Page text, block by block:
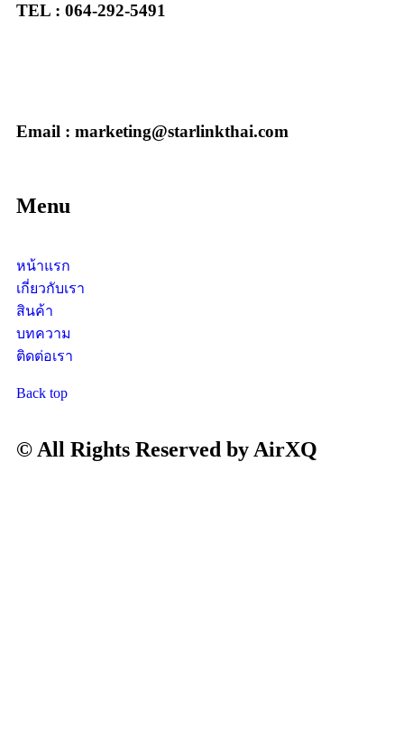
TEL : 064-292-5491
Email : marketing@starlinkthai.com
Menu
หน้าแรก
เกี่ยวกับเรา
สินค้า
บทความ
ติดต่อเรา
Back top
© All Rights Reserved by AirXQ